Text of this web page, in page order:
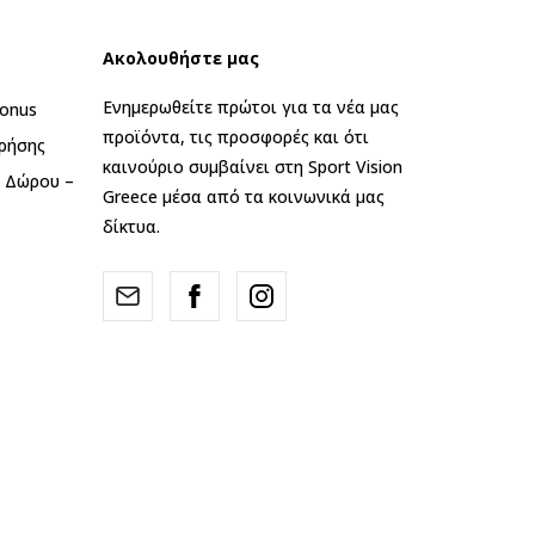
Δώρου –
Ακολουθήστε μας
Ενημερωθείτε πρώτοι για τα νέα μας
προϊόντα, τις προσφορές και ότι
καινούριο συμβαίνει στη Sport Vision
Greece μέσα από τα κοινωνικά μας
δίκτυα.